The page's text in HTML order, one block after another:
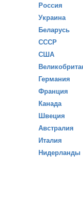
Россия
Украина
Беларусь
СССР
США
Германия
Франция
Канада
Швеция
Австралия
Италия
Нидерланды